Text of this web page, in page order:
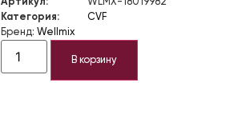
Артикул:
WLMX-18019982
Категория:
CVF
Бренд: Wellmix
В корзину